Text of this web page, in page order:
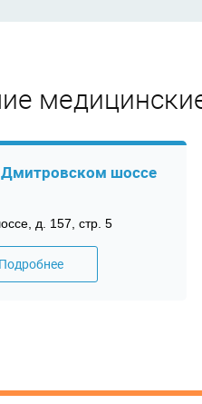
шоссе
д. 157, стр. 5
Подробнее